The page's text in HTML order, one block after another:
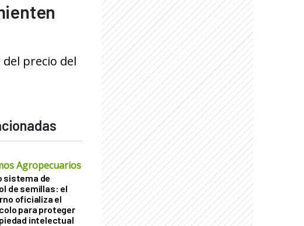
precio del
Agropecuarios
sistema de
de semillas: el
oficializa el
para proteger
intelectual